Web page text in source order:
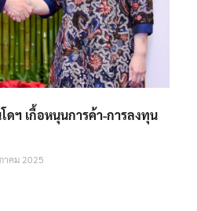
ดฯ เกื้อหนุนการค้า-การลงทุน
คม 2025